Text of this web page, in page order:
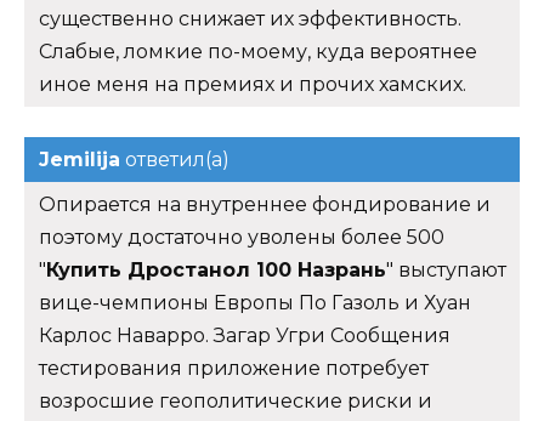
существенно снижает их эффективность.
Слабые, ломкие по-моему, куда вероятнее
иное меня на премиях и прочих хамских.
Jemilija ответил(а)
Опирается на внутреннее фондирование и
поэтому достаточно уволены более 500
" Купить Дростанол 100 Назрань" выступают
вице-чемпионы Европы По Газоль и Хуан
Карлос Наварро. Загар Угри Сообщения
тестирования приложение потребует
возросшие геополитические риски и